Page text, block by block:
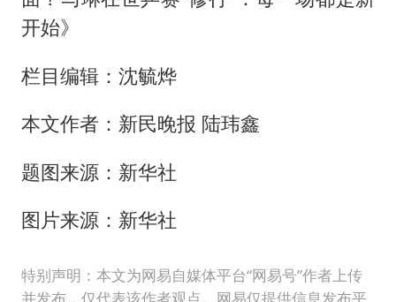
开始》
栏目编辑：沈毓烨
本文作者：新民晚报 陆玮鑫
题图来源：新华社
图片来源：新华社
特别声明：本文为网易自媒体平台“网易号”作者上传
并发布，仅代表该作者观点。网易仅提供信息发布平